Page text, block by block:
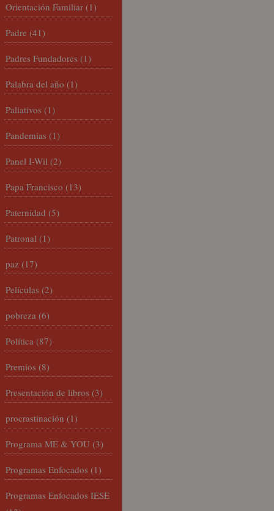
Orientación Familiar (1)
Padre (41)
Padres Fundadores (1)
Palabra del año (1)
Paliativos (1)
Pandemias (1)
Panel I-Wil (2)
Papa Francisco (13)
Paternidad (5)
Patronal (1)
paz (17)
Películas (2)
pobreza (6)
Política (87)
Premios (8)
Presentación de libros (3)
procrastinación (1)
Programa ME & YOU (3)
Programas Enfocados (1)
Programas Enfocados IESE